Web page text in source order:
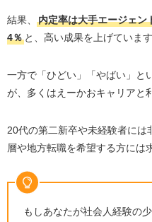
で見つけにくい
残念な口コミ・評判③
残念な口コミ・評判④
企業の求人は少ない
れることがある
残念な口コミ・評判⑥
ことがある
えーかおキャリアで転職
結果、
内定率は大手エージェン
4％と、高い成果を上げています
一方で「ひどい」「やばい」と
が、多くはえーかおキャリアと
20代の第二新卒や未経験者には
層や地方転職を希望する方には
もしあなたが社会人経験の